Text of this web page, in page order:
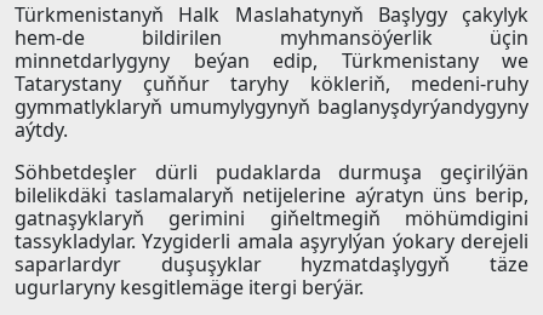
Türkmenistanyň Halk Maslahatynyň Başlygy çakylyk
hem-de bildirilen myhmansöýerlik üçin
minnetdarlygyny beýan edip, Türkmenistany we
Tatarystany çuňňur taryhy kökleriň, medeni-ruhy
gymmatlyklaryň umumylygynyň baglanyşdyrýandygyny
aýtdy.
Söhbetdeşler dürli pudaklarda durmuşa geçirilýän
bilelikdäki taslamalaryň netijelerine aýratyn üns berip,
gatnaşyklaryň gerimini giňeltmegiň möhümdigini
tassykladylar. Yzygiderli amala aşyrylýan ýokary derejeli
saparlardyr duşuşyklar hyzmatdaşlygyň täze
ugurlaryny kesgitlemäge itergi berýär.